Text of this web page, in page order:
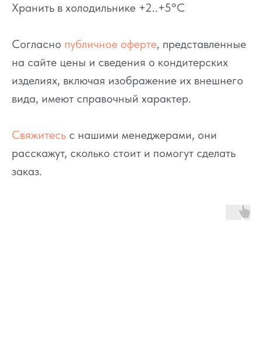
Хранить в холодильнике +2..+5°C
Согласно публичное оферте, представленные
на сайте цены и сведения о кондитерских
изделиях, включая изображение их внешнего
вида, имеют справочный характер.
Свяжитесь с нашими менеджерами, они
расскажут, сколько стоит и помогут сделать
заказ.